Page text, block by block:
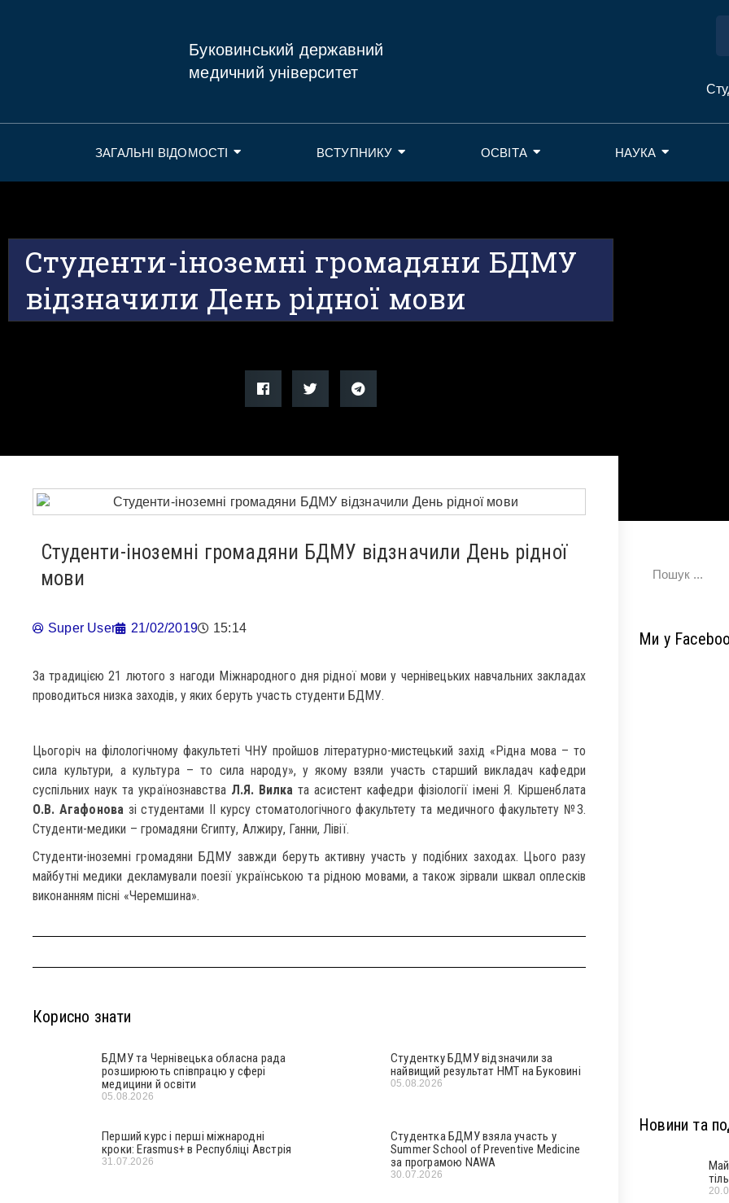
Буковинський державний
медичний університет
ЗАГАЛЬНІ ВІДОМОСТІ ВСТУПНИКУ ОСВІТА НАУКА
Студенти-іноземні громадяни БДМУ
відзначили День рідної мови
Студенти-іноземні громадяни БДМУ відзначили День рідної
мови
Super User 21/02/2019 15:14
За традицією 21 лютого з нагоди Міжнародного дня рідної мови у чернівецьких навчальних закладах
проводиться низка заходів, у яких беруть участь студенти БДМУ.
Цьогоріч на філологічному факультеті ЧНУ пройшов літературно-мистецький захід «Рідна мова – то
сила культури, а культура – то сила народу», у якому взяли участь старший викладач кафедри
суспільних наук та українознавства Л.Я. Вилка та асистент кафедри фізіології імені Я. Кіршенблата
О.В. Агафонова зі студентами ІІ курсу стоматологічного факультету та медичного факультету №3.
Студенти-медики – громадяни Єгипту, Алжиру, Ганни, Лівії.
Студенти-іноземні громадяни БДМУ завжди беруть активну участь у подібних заходах. Цього разу
майбутні медики декламували поезії українською та рідною мовами, а також зірвали шквал оплесків
виконанням пісні «Черемшина».
Корисно знати
БДМУ та Чернівецька обласна рада
розширюють співпрацю у сфері
медицини й освіти
05.08.2026
Студентку БДМУ відзначили за
найвищий результат НМТ на Буковині
05.08.2026
Перший курс і перші міжнародні
кроки: Erasmus+ в Республіці Австрія
31.07.2026
Студентка БДМУ взяла участь у
Summer School of Preventive Medicine
за програмою NAWA
30.07.2026
Ми у
Новини та